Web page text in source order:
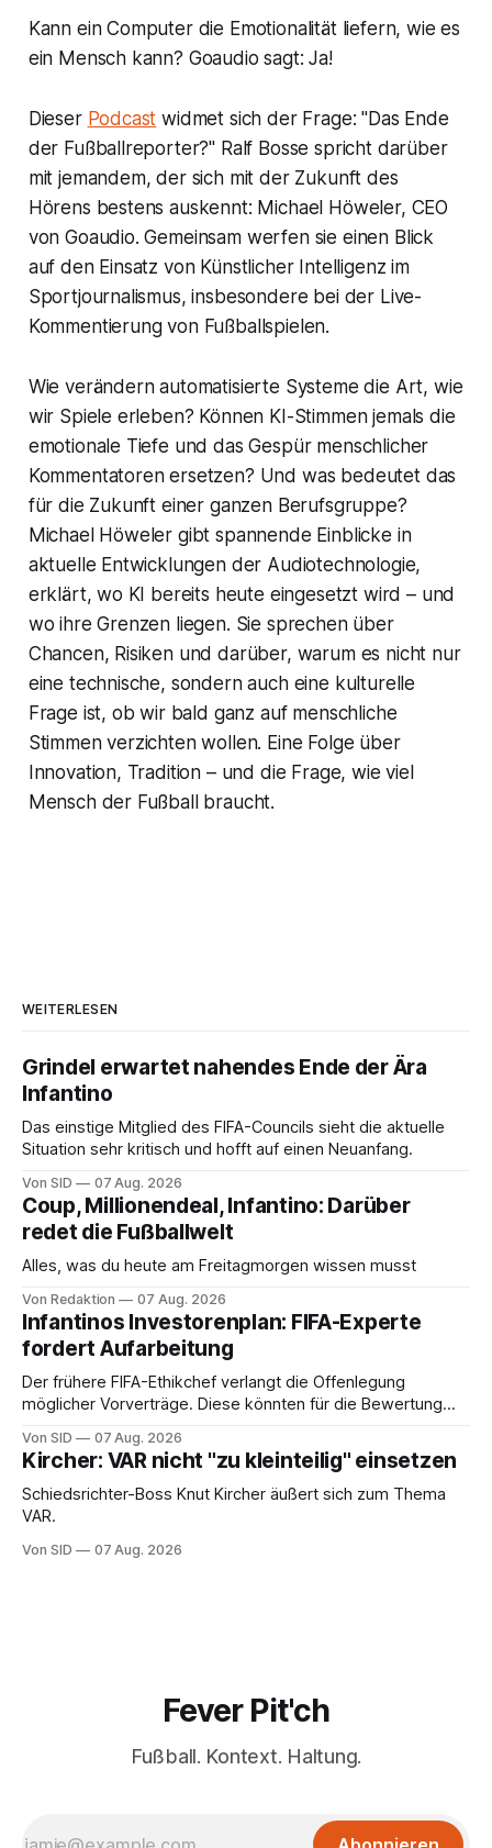
Kann ein Computer die Emotionalität liefern, wie es
ein Mensch kann? Goaudio sagt: Ja!
Dieser Podcast widmet sich der Frage: "Das Ende
der Fußballreporter?" Ralf Bosse spricht darüber
mit jemandem, der sich mit der Zukunft des
Hörens bestens auskennt: Michael Höweler, CEO
von Goaudio. Gemeinsam werfen sie einen Blick
auf den Einsatz von Künstlicher Intelligenz im
Sportjournalismus, insbesondere bei der Live-
Kommentierung von Fußballspielen.
Wie verändern automatisierte Systeme die Art, wie
wir Spiele erleben? Können KI-Stimmen jemals die
emotionale Tiefe und das Gespür menschlicher
Kommentatoren ersetzen? Und was bedeutet das
für die Zukunft einer ganzen Berufsgruppe?
Michael Höweler gibt spannende Einblicke in
aktuelle Entwicklungen der Audiotechnologie,
erklärt, wo KI bereits heute eingesetzt wird – und
wo ihre Grenzen liegen. Sie sprechen über
Chancen, Risiken und darüber, warum es nicht nur
eine technische, sondern auch eine kulturelle
Frage ist, ob wir bald ganz auf menschliche
Stimmen verzichten wollen. Eine Folge über
Innovation, Tradition – und die Frage, wie viel
Mensch der Fußball braucht.
WEITERLESEN
Grindel erwartet nahendes Ende der Ära
Infantino
Das einstige Mitglied des FIFA-Councils sieht die aktuelle
Situation sehr kritisch und hofft auf einen Neuanfang.
Von SID 07 Aug. 2026
Coup, Millionendeal, Infantino: Darüber
redet die Fußballwelt
Alles, was du heute am Freitagmorgen wissen musst
Von Redaktion 07 Aug. 2026
Infantinos Investorenplan: FIFA-Experte
fordert Aufarbeitung
Der frühere FIFA-Ethikchef verlangt die Offenlegung
möglicher Vorverträge. Diese könnten für die Bewertung
Von SID 07 Aug. 2026
Kircher: VAR nicht "zu kleinteilig" einsetzen
Schiedsrichter-Boss Knut Kircher äußert sich zum Thema
VAR.
Von SID 07 Aug. 2026
Fever Pit'ch
Fußball. Kontext. Haltung.